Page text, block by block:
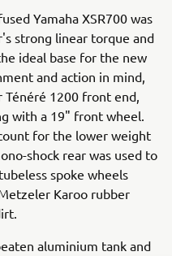
Yamaha XSR700 was
strong linear torque and
ideal base for the new
and action in mind,
Ténéré 1200 front end,
with a 19" front wheel.
for the lower weight
shock rear was used to
spoke wheels
Karoo rubber
aluminium tank and